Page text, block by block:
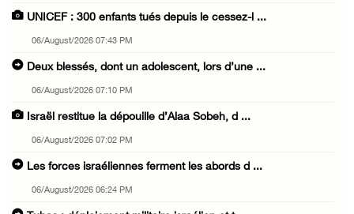
UNICEF : 300 enfants tués depuis le cessez-l ...
06/August/2026 07:43 PM
Deux blessés, dont un adolescent, lors d’une ...
06/August/2026 07:10 PM
Israël restitue la dépouille d’Alaa Sobeh, d ...
06/August/2026 07:02 PM
Les forces israéliennes ferment les abords d ...
06/August/2026 06:24 PM